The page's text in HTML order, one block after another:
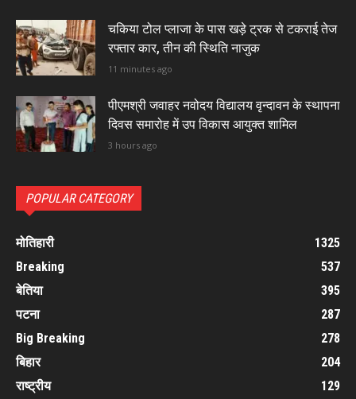
चकिया टोल प्लाजा के पास खड़े ट्रक से टकराई तेज
रफ्तार कार, तीन की स्थिति नाजुक
11 minutes ago
पीएमश्री जवाहर नवोदय विद्यालय वृन्दावन के स्थापना
दिवस समारोह में उप विकास आयुक्त शामिल
3 hours ago
POPULAR CATEGORY
मोतिहारी
1325
Breaking
537
बेतिया
395
पटना
287
Big Breaking
278
बिहार
204
राष्ट्रीय
129